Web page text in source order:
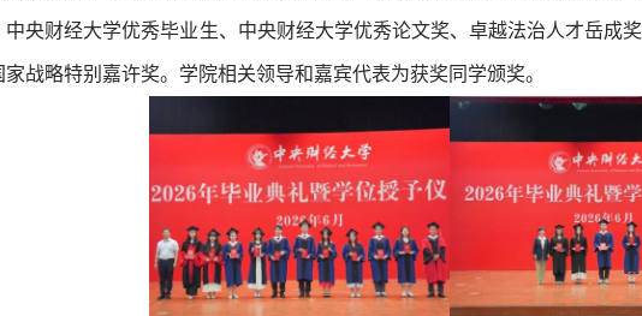
中央财经大学优秀毕业生、中央财经大学优秀论文奖、卓越法治人才岳成
家战略特别嘉许奖。学院相关领导和嘉宾代表为获奖同学颁奖。